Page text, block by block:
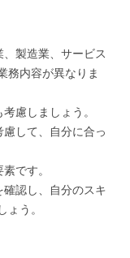
製造業、サービス
務内容が異なりま
慮しましょう。
して、自分に合っ
です。
認し、自分のスキ
ょう。